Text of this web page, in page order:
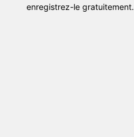
enregistrez-le gratuitement.